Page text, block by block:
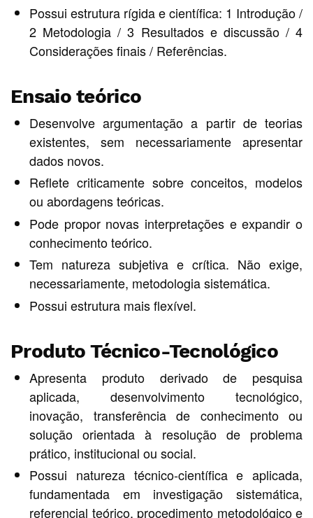
Possui estrutura rígida e científica: 1 Introdução /
2 Metodologia / 3 Resultados e discussão / 4
Considerações finais / Referências.
Ensaio teórico
Desenvolve argumentação a partir de teorias
existentes, sem necessariamente apresentar
dados novos.
Reflete criticamente sobre conceitos, modelos
ou abordagens teóricas.
Pode propor novas interpretações e expandir o
conhecimento teórico.
Tem natureza subjetiva e crítica. Não exige,
necessariamente, metodologia sistemática.
Possui estrutura mais flexível.
Produto Técnico-Tecnológico
Apresenta produto derivado de pesquisa
aplicada, desenvolvimento tecnológico,
inovação, transferência de conhecimento ou
solução orientada à resolução de problema
prático, institucional ou social.
Possui natureza técnico-científica e aplicada,
fundamentada em investigação sistemática,
referencial teórico, procedimento metodológico e